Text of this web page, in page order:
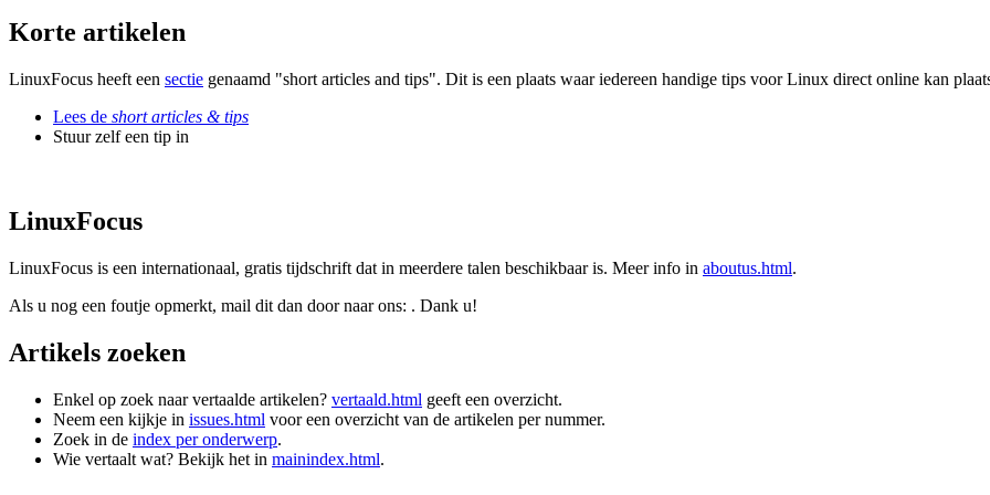
Korte artikelen
LinuxFocus heeft een sectie genaamd "short articles and tips". Dit is een plaats waar iedereen handige tips voor Linux direct online kan
Lees de short articles & tips
Stuur zelf een tip in
LinuxFocus
LinuxFocus is een internationaal, gratis tijdschrift dat in meerdere talen beschikbaar is. Meer info in aboutus.html.
Als u nog een foutje opmerkt, mail dit dan door naar ons: . Dank u!
Artikels zoeken
Enkel op zoek naar vertaalde artikelen? vertaald.html geeft een overzicht.
Neem een kijkje in issues.html voor een overzicht van de artikelen per nummer.
Zoek in de index per onderwerp.
Wie vertaalt wat? Bekijk het in mainindex.html.